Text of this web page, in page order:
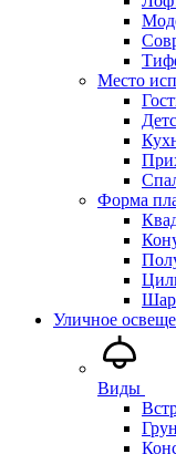
Место
Форма
Шар
Уличное
Виды